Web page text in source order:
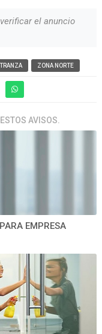
el anuncio
ZONA NORTE
AVISOS.
EMPRESA